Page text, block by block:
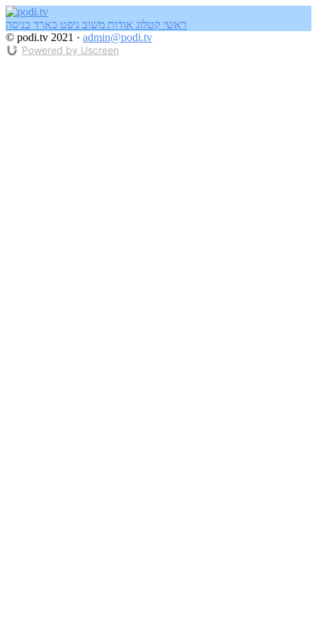
ראשי קטלוג אודות משוב גיפט כארד כניסה
© podi.tv 2021 · admin@podi.tv
Powered by Uscreen